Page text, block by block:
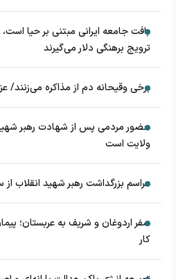
بافت جامعه ایرانی مبتنی بر حیا
ترویج برهنگی دلار می‌گیرند
برخی وقیحانه دم از مذاکره
حضور مردمی پس از شهادت رهبر
ولایت است
مراسم بزرگداشت رهبر شهید انقلاب از
سفر اردوغان و شریف به عربستان؛
کار